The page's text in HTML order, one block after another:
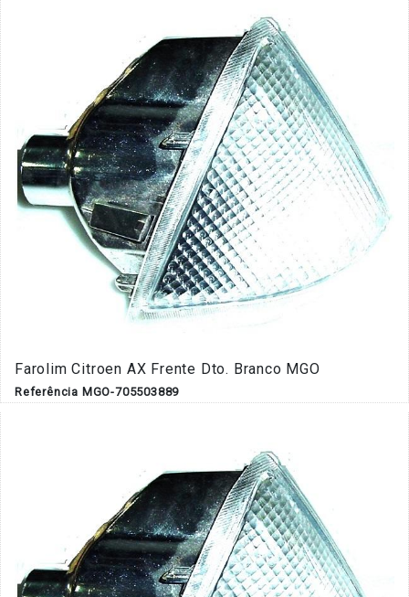
Farolim Citroen AX Frente Dto. Branco MGO
Referência MGO-705503889